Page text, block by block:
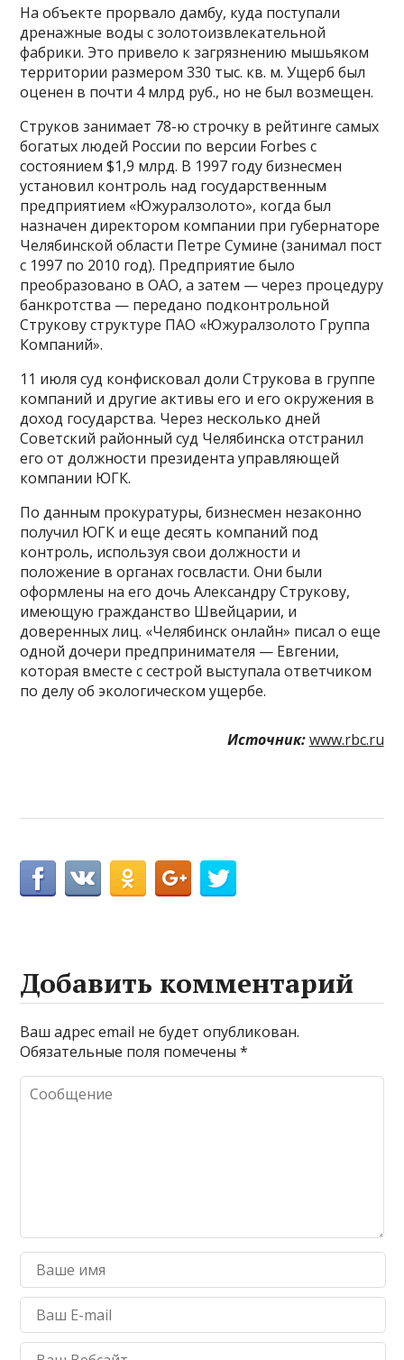
На объекте прорвало дамбу, куда поступали
дренажные воды с золотоизвлекательной
фабрики. Это привело к загрязнению мышьяком
территории размером 330 тыс. кв. м. Ущерб был
оценен в почти 4 млрд руб., но не был возмещен.
Струков занимает 78-ю строчку в рейтинге самых
богатых людей России по версии Forbes с
состоянием $1,9 млрд. В 1997 году бизнесмен
установил контроль над государственным
предприятием «Южуралзолото», когда был
назначен директором компании при губернаторе
Челябинской области Петре Сумине (занимал пост
с 1997 по 2010 год). Предприятие было
преобразовано в ОАО, а затем — через процедуру
банкротства — передано подконтрольной
Струкову структуре ПАО «Южуралзолото Группа
Компаний».
11 июля суд конфисковал доли Струкова в группе
компаний и другие активы его и его окружения в
доход государства. Через несколько дней
Советский районный суд Челябинска отстранил
его от должности президента управляющей
компании ЮГК.
По данным прокуратуры, бизнесмен незаконно
получил ЮГК и еще десять компаний под
контроль, используя свои должности и
положение в органах госвласти. Они были
оформлены на его дочь Александру Струкову,
имеющую гражданство Швейцарии, и
доверенных лиц. «Челябинск онлайн» писал о еще
одной дочери предпринимателя — Евгении,
которая вместе с сестрой выступала ответчиком
по делу об экологическом ущербе.
Источник: www.rbc.ru
Добавить комментарий
Ваш адрес email не будет опубликован.
Обязательные поля помечены*